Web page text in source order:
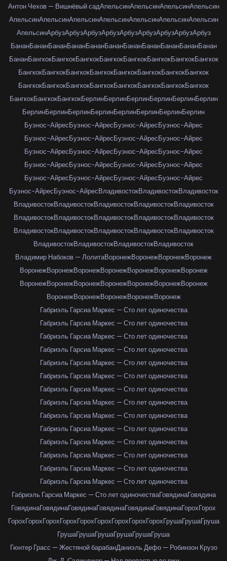
Антон Чехов — Вишнёвый садАпельсинАпельсинАпельсинАпельсин
АпельсинАпельсинАпельсинАпельсинАпельсинАпельсинАпельсин
АпельсинАрбузАрбузАрбузАрбузАрбузАрбузАрбузАрбузАрбуз
БананБананБананБананБананБананБананБананБананБананБанан
БананБангкокБангкокБангкокБангкокБангкокБангкокБангкокБангкок
БангкокБангкокБангкокБангкокБангкокБангкокБангкокБангкок
БангкокБангкокБангкокБангкокБангкокБангкокБангкокБангкок
БангкокБангкокБангкокБерлинБерлинБерлинБерлинБерлинБерлин
БерлинБерлинБерлинБерлинБерлинБерлинБерлинБерлин
Буэнос-АйресБуэнос-АйресБуэнос-АйресБуэнос-Айрес
Буэнос-АйресБуэнос-АйресБуэнос-АйресБуэнос-Айрес
Буэнос-АйресБуэнос-АйресБуэнос-АйресБуэнос-Айрес
Буэнос-АйресБуэнос-АйресБуэнос-АйресБуэнос-Айрес
Буэнос-АйресБуэнос-АйресБуэнос-АйресБуэнос-Айрес
Буэнос-АйресБуэнос-АйресВладивостокВладивостокВладивосток
ВладивостокВладивостокВладивостокВладивостокВладивосток
ВладивостокВладивостокВладивостокВладивостокВладивосток
ВладивостокВладивостокВладивостокВладивостокВладивосток
ВладивостокВладивостокВладивостокВладивосток
Владимир Набоков — ЛолитаВоронежВоронежВоронежВоронеж
ВоронежВоронежВоронежВоронежВоронежВоронежВоронеж
ВоронежВоронежВоронежВоронежВоронежВоронежВоронеж
ВоронежВоронежВоронежВоронежВоронеж
Габриэль Гарсиа Маркес — Сто лет одиночества
Габриэль Гарсиа Маркес — Сто лет одиночества
Габриэль Гарсиа Маркес — Сто лет одиночества
Габриэль Гарсиа Маркес — Сто лет одиночества
Габриэль Гарсиа Маркес — Сто лет одиночества
Габриэль Гарсиа Маркес — Сто лет одиночества
Габриэль Гарсиа Маркес — Сто лет одиночества
Габриэль Гарсиа Маркес — Сто лет одиночества
Габриэль Гарсиа Маркес — Сто лет одиночества
Габриэль Гарсиа Маркес — Сто лет одиночества
Габриэль Гарсиа Маркес — Сто лет одиночества
Габриэль Гарсиа Маркес — Сто лет одиночества
Габриэль Гарсиа Маркес — Сто лет одиночества
Габриэль Гарсиа Маркес — Сто лет одиночества
Габриэль Гарсиа Маркес — Сто лет одиночестваГовядинаГовядина
ГовядинаГовядинаГовядинаГовядинаГовядинаГовядинаГорохГорох
ГорохГорохГорохГорохГорохГорохГорохГорохГорохГрушаГрушаГруша
ГрушаГрушаГрушаГрушаГрушаГруша
Гюнтер Грасс — Жестяной барабанДаниэль Дефо — Робинзон Крузо